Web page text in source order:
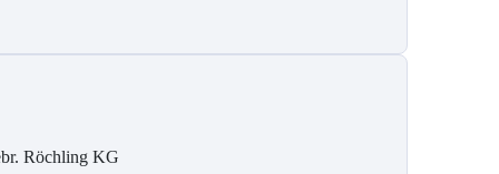
Röchling KG